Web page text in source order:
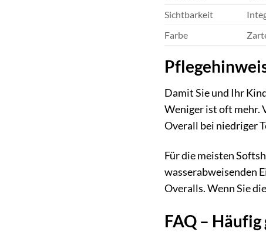
Sichtbarkeit
Farbe
Damit Sie und Ihr
Weniger ist oft mehr.
Overall bei niedriger
Für die meisten
wasserabweisenden
Overalls. Wenn Sie
FAQ –